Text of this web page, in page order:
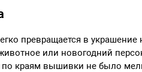
превращается в
или новогодний
по краям вышивки не было